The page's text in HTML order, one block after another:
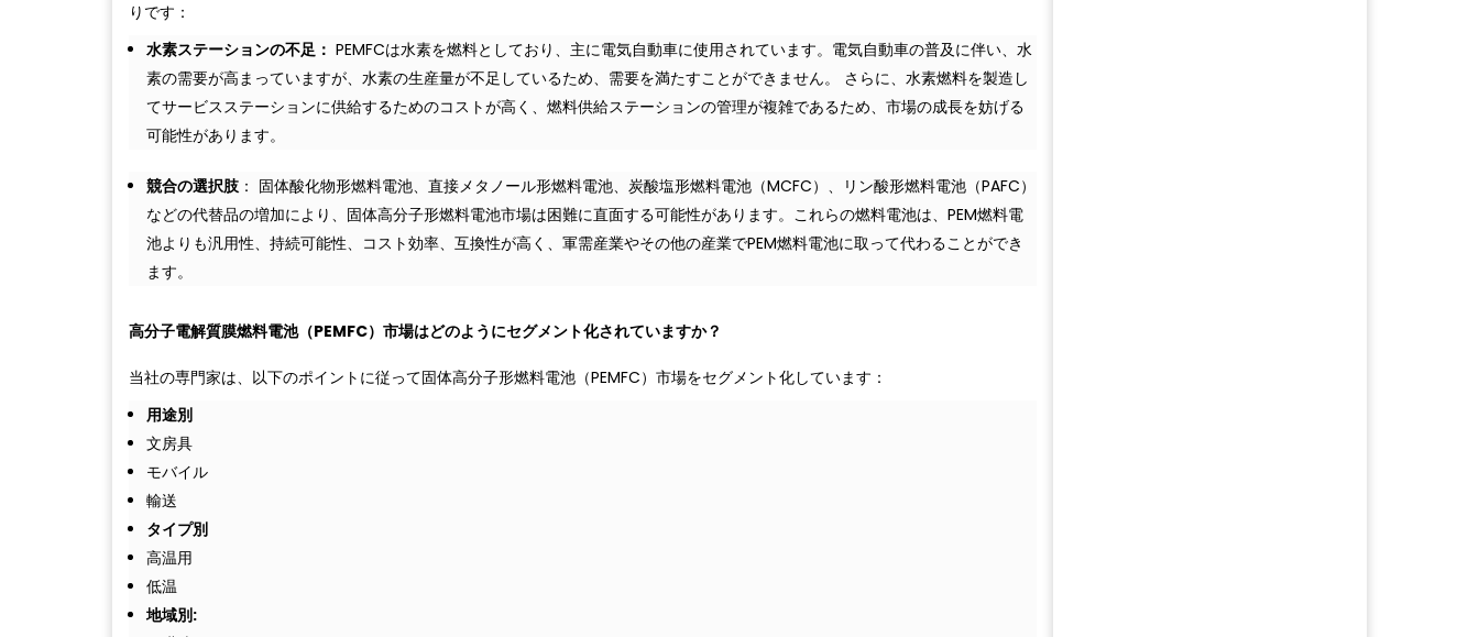
りです：
水素ステーションの不足： PEMFCは水素を燃料としており、主に電気自動車に使用されています。電気自動車の普及に伴い、水
素の需要が高まっていますが、水素の生産量が不足しているため、需要を満たすことができません。 さらに、水素燃料を製造し
てサービスステーションに供給するためのコストが高く、燃料供給ステーションの管理が複雑であるため、市場の成長を妨げる
可能性があります。
競合の選択肢： 固体酸化物形燃料電池、直接メタノール形燃料電池、炭酸塩形燃料電池（MCFC）、リン酸形燃料電池（PAFC）
などの代替品の増加により、固体高分子形燃料電池市場は困難に直面する可能性があります。これらの燃料電池は、PEM燃料電
池よりも汎用性、持続可能性、コスト効率、互換性が高く、軍需産業やその他の産業でPEM燃料電池に取って代わることができ
ます。
高分子電解質膜燃料電池（PEMFC）市場はどのようにセグメント化されていますか？
当社の専門家は、以下のポイントに従って固体高分子形燃料電池（PEMFC）市場をセグメント化しています：
用途別
文房具
モバイル
輸送
タイプ別
高温用
低温
地域別: